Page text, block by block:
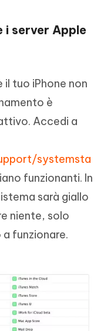
i server Apple
il tuo iPhone non
è
Accedi a
systemsta
funzionanti. In
sarà giallo
niente, solo
funzionare.